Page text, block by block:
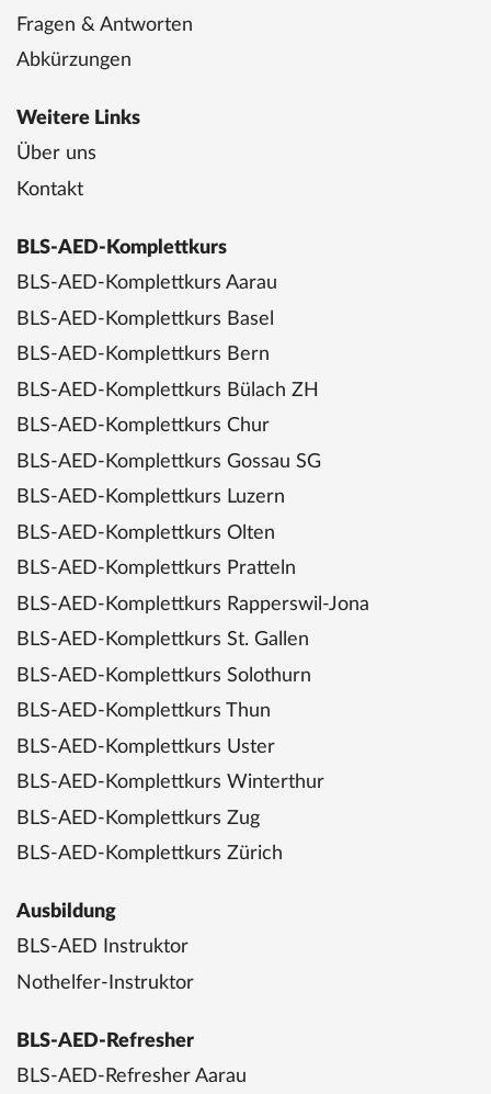
Fragen & Antworten
Abkürzungen
Weitere Links
Über uns
Kontakt
BLS-AED-Komplettkurs
BLS-AED-Komplettkurs Aarau
BLS-AED-Komplettkurs Basel
BLS-AED-Komplettkurs Bern
BLS-AED-Komplettkurs Bülach ZH
BLS-AED-Komplettkurs Chur
BLS-AED-Komplettkurs Gossau SG
BLS-AED-Komplettkurs Luzern
BLS-AED-Komplettkurs Olten
BLS-AED-Komplettkurs Pratteln
BLS-AED-Komplettkurs Rapperswil-Jona
BLS-AED-Komplettkurs St. Gallen
BLS-AED-Komplettkurs Solothurn
BLS-AED-Komplettkurs Thun
BLS-AED-Komplettkurs Uster
BLS-AED-Komplettkurs Winterthur
BLS-AED-Komplettkurs Zug
BLS-AED-Komplettkurs Zürich
Ausbildung
BLS-AED Instruktor
Nothelfer-Instruktor
BLS-AED-Refresher
BLS-AED-Refresher Aarau